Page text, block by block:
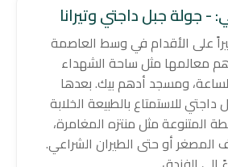
- جولة جبل داجتي وتيرانا
على الأقدام في وسط العاصمة
أهم معالمها مثل ساحة الشهداء
ومسجد أدهم بيك. بعدها
داجتي للاستمتاع بالطبيعة الخلابة
المتنوعة مثل منتزه المغامرة،
المصغر أو حتى الطيران الشراعي.